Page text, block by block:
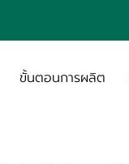
ขั้นตอนการผลิต